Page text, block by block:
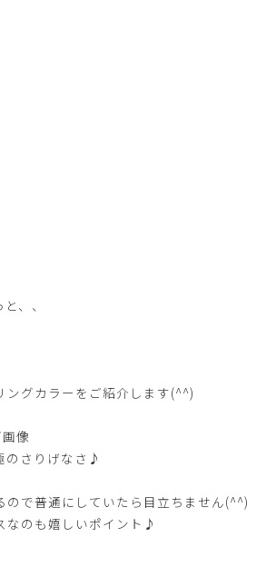
、、
グカラーをご紹介します(^^)
のさりげなさ♪
で普通にしていたら目立ちません(^^)
なのも嬉しいポイント♪